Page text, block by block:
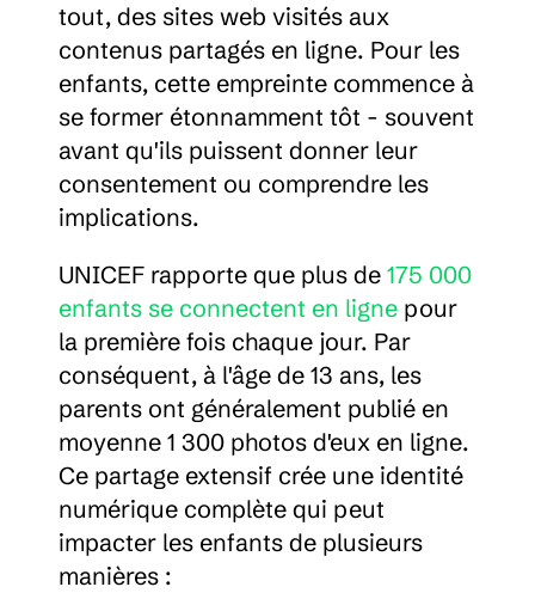
tout, des sites web visités aux
contenus partagés en ligne. Pour les
enfants, cette empreinte commence à
se former étonnamment tôt - souvent
avant qu'ils puissent donner leur
consentement ou comprendre les
implications.
UNICEF rapporte que plus de 175 000
enfants se connectent en ligne pour
la première fois chaque jour. Par
conséquent, à l'âge de 13 ans, les
parents ont généralement publié en
moyenne 1 300 photos d'eux en ligne.
Ce partage extensif crée une identité
numérique complète qui peut
impacter les enfants de plusieurs
manières :